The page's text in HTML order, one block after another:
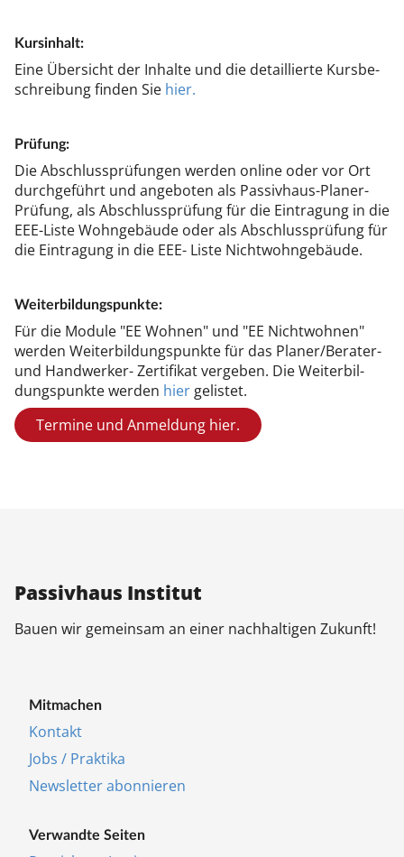
Kurs­in­halt:
Ei­ne Über­sicht der In­hal­te und die de­tail­lier­te Kurs­be­
schrei­bung fin­den Sie hier.
Prü­fung:
Die Ab­schluss­prü­fun­gen wer­den on­li­ne oder vor Ort
durch­ge­führt und an­ge­bo­ten als Pas­siv­haus-Pla­ner-
Prü­fung, als Ab­schluss­prü­fung für die Ein­tra­gung in die
EEE-Lis­te Wohn­ge­bäu­de oder als Ab­schluss­prü­fung für
die Ein­tra­gung in die EEE- Lis­te Nicht­wohn­ge­bäu­de.
Wei­ter­bil­dungs­punk­te:
Für die Mo­du­le "EE Woh­nen" und "EE Nicht­woh­nen"
wer­den Wei­ter­bil­dungs­punk­te für das Pla­ner/Be­ra­ter-
und Hand­wer­ker- Zer­ti­fi­kat ver­ge­ben. Die Wei­ter­bil­
dungs­punk­te wer­den hierge­lis­tet.
Termine und Anmeldung hier.
Pas­siv­haus In­sti­tut
Bau­en wir ge­mein­sam an ei­ner nach­hal­ti­gen Zu­kunft!
Mit­ma­chen
Kon­takt
Jobs / Prak­ti­ka
Newslet­ter abon­nie­ren
Ver­wand­te Sei­ten